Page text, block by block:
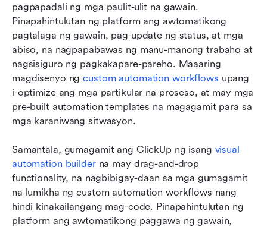
pagpapadali ng mga paulit-ulit na gawain.
Pinapahintulutan ng platform ang awtomatikong
pagtalaga ng gawain, pag-update ng status, at mga
abiso, na nagpapabawas ng manu-manong trabaho at
nagsisiguro ng pagkakapare-pareho. Maaaring
magdisenyo ng custom automation workflows upang
i-optimize ang mga partikular na proseso, at may mga
pre-built automation templates na magagamit para sa
mga karaniwang sitwasyon.
Samantala, gumagamit ang ClickUp ng isang visual
automation builder na may drag-and-drop
functionality, na nagbibigay-daan sa mga gumagamit
na lumikha ng custom automation workflows nang
hindi kinakailangang mag-code. Pinapahintulutan ng
platform ang awtomatikong paggawa ng gawain,